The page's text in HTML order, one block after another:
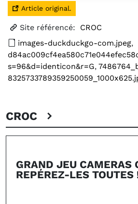
Article original.
Site référencé:
CROC
images-duckduckgo-com.jpeg,
s=96&d=identicon&r=G,
CROC
GRAND JEU CAMERAS
REPÉREZ-LES TOUTES